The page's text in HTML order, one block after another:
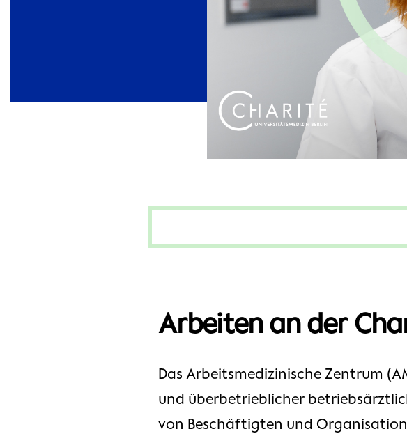
Arbeiten an der
Das Arbeitsmedizinische Zentrum
und überbetrieblicher
von Beschäftigten und